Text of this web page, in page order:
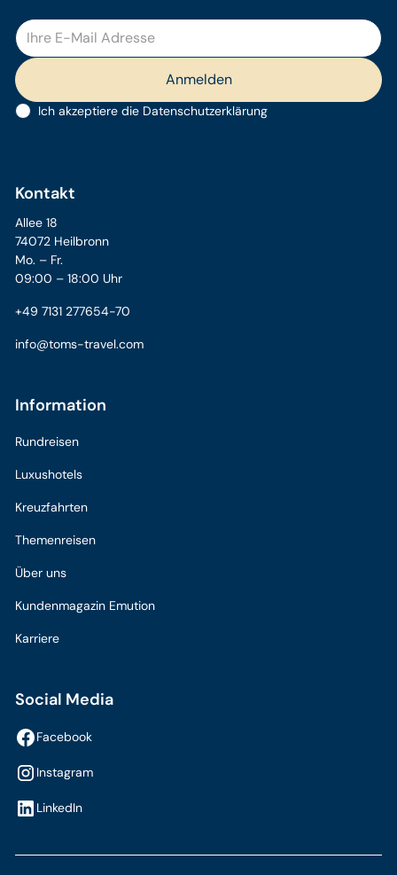
Ich akzeptiere die Datenschutzerklärung
Kontakt
Allee 18
74072 Heilbronn
Mo. – Fr.
09:00 – 18:00 Uhr
+49 7131 277654-70
info@toms-travel.com
Information
Rundreisen
Luxushotels
Kreuzfahrten
Themenreisen
Über uns
Kundenmagazin Emution
Karriere
Social Media
Facebook
Instagram
LinkedIn